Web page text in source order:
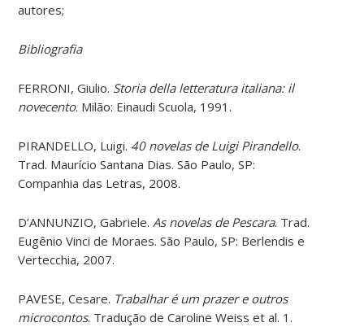
autores;
Bibliografia
FERRONI, Giulio. Storia della letteratura italiana: il
novecento. Milão: Einaudi Scuola, 1991.
PIRANDELLO, Luigi. 40 novelas de Luigi Pirandello.
Trad. Maurício Santana Dias. São Paulo, SP:
Companhia das Letras, 2008.
D’ANNUNZIO, Gabriele. As novelas de Pescara. Trad.
Eugênio Vinci de Moraes. São Paulo, SP: Berlendis e
Vertecchia, 2007.
PAVESE, Cesare. Trabalhar é um prazer e outros
microcontos. Tradução de Caroline Weiss et al. 1.